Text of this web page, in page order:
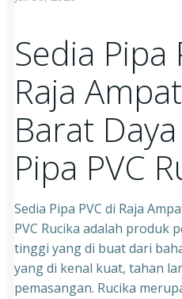
Sedia Pipa
Raja
Barat
Pipa PVC
Sedia Pipa PVC di Raja
PVC Rucika adalah produk
tinggi yang di buat dari
yang di kenal kuat, tahan
pemasangan. Rucika